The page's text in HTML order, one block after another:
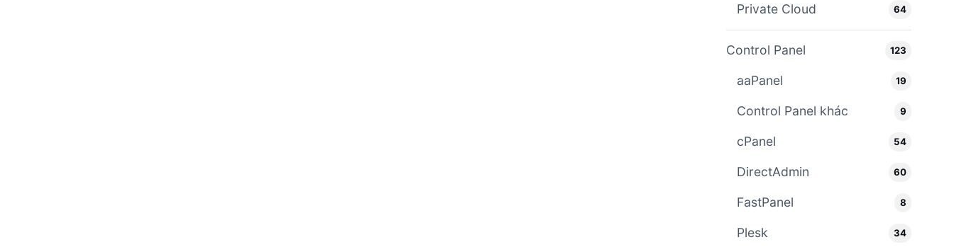
Private Cloud 64
Control Panel 123
aaPanel 19
Control Panel khác 9
cPanel 54
DirectAdmin 60
FastPanel 8
Plesk 34